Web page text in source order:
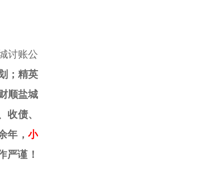
讨账公
；精英
顺盐城
债、
年， 小
严谨！